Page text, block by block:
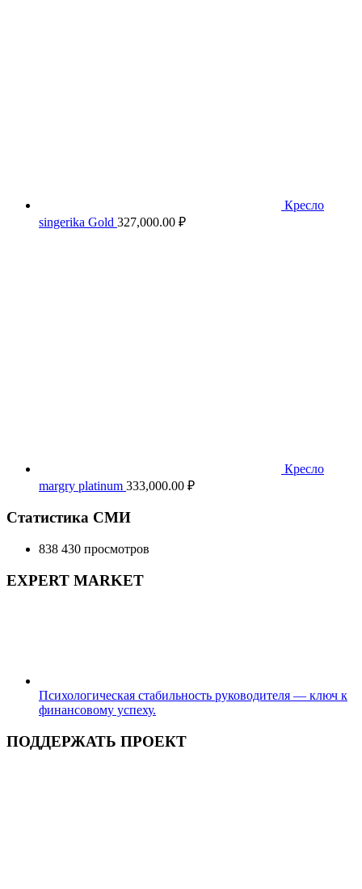
Кресло
singerika Gold 327,000.00 ₽
Кресло
margry platinum 333,000.00 ₽
Статистика СМИ
838 430 просмотров
EXPERT MARKET
Психологическая стабильность руководителя — ключ к
финансовому успеху.
ПОДДЕРЖАТЬ ПРОЕКТ